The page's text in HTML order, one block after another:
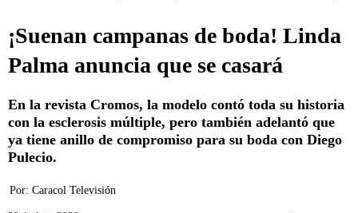
¡Suenan campanas de boda! Linda
Palma anuncia que se casará
En la revista Cromos, la modelo contó toda su historia
con la esclerosis múltiple, pero también adelantó que
ya tiene anillo de compromiso para su boda con Diego
Pulecio.
Por: Caracol Televisión